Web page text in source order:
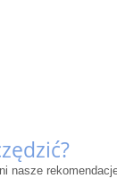
nasze